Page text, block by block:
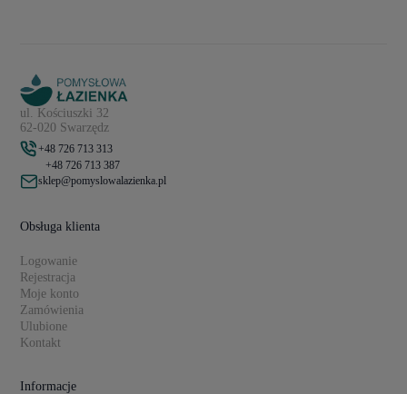
ul. Kościuszki 32
62-020 Swarzędz
+48 726 713 313
+48 726 713 387
sklep@pomyslowalazienka.pl
Obsługa klienta
Logowanie
Rejestracja
Moje konto
Zamówienia
Ulubione
Kontakt
Informacje